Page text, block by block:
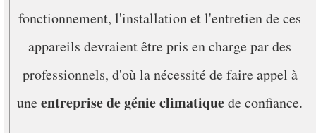
fonctionnement, l'installation et l'entretien de ces
appareils devraient être pris en charge par des
professionnels, d'où la nécessité de faire appel à
uneentreprise de génie climatiquede confiance.